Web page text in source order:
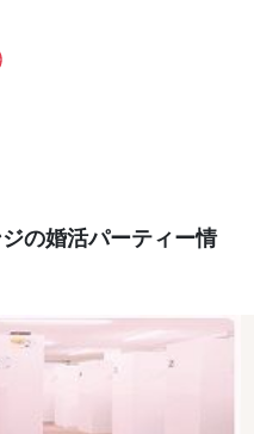
の婚活パーティー情